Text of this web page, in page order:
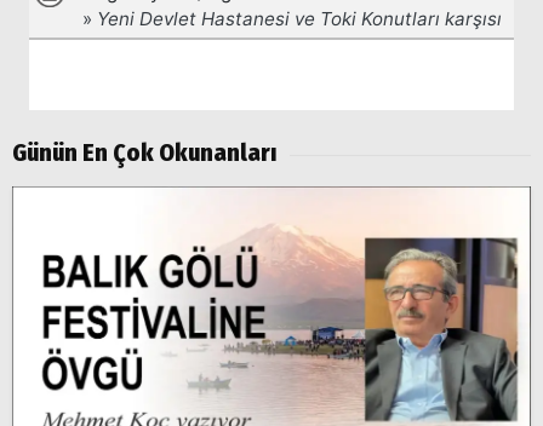
Günün En Çok Okunanları
Aramalar:
Ağrı